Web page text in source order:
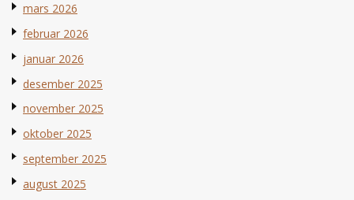
mars 2026
februar 2026
januar 2026
desember 2025
november 2025
oktober 2025
september 2025
august 2025